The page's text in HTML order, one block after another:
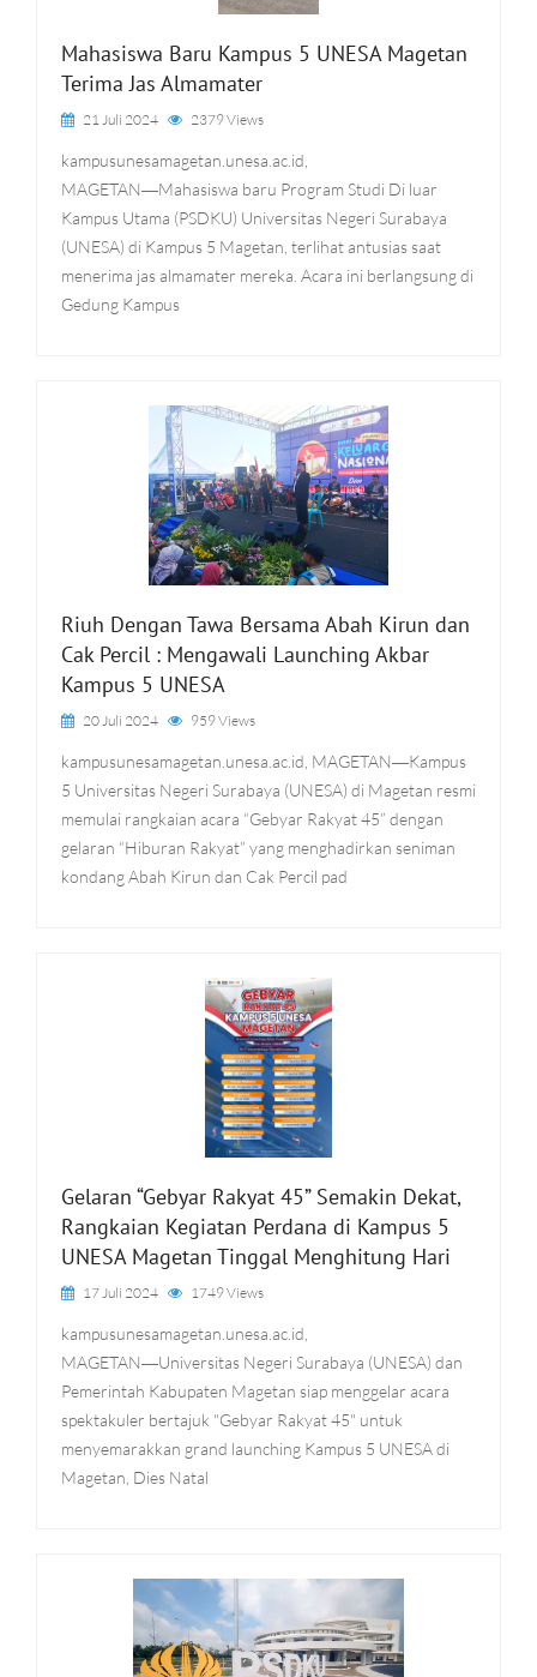
Mahasiswa Baru Kampus 5 UNESA Magetan
Terima Jas Almamater
21 Juli 2024 2379 Views
kampusunesamagetan.unesa.ac.id,
MAGETAN―Mahasiswa baru Program Studi Di luar
Kampus Utama (PSDKU) Universitas Negeri Surabaya
(UNESA) di Kampus 5 Magetan, terlihat antusias saat
menerima jas almamater mereka. Acara ini berlangsung di
Gedung Kampus
Riuh Dengan Tawa Bersama Abah Kirun dan
Cak Percil : Mengawali Launching Akbar
Kampus 5 UNESA
20 Juli 2024 959 Views
kampusunesamagetan.unesa.ac.id, MAGETAN―Kampus
5 Universitas Negeri Surabaya (UNESA) di Magetan resmi
memulai rangkaian acara “Gebyar Rakyat 45” dengan
gelaran “Hiburan Rakyat” yang menghadirkan seniman
kondang Abah Kirun dan Cak Percil pad
Gelaran “Gebyar Rakyat 45” Semakin Dekat,
Rangkaian Kegiatan Perdana di Kampus 5
UNESA Magetan Tinggal Menghitung Hari
17 Juli 2024 1749 Views
kampusunesamagetan.unesa.ac.id,
MAGETAN―Universitas Negeri Surabaya (UNESA) dan
Pemerintah Kabupaten Magetan siap menggelar acara
spektakuler bertajuk "Gebyar Rakyat 45" untuk
menyemarakkan grand launching Kampus 5 UNESA di
Magetan, Dies Natal